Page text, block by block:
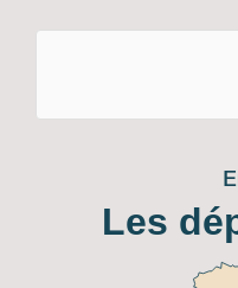
Les